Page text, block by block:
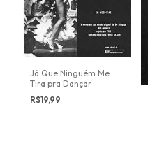
Já Que Ninguém Me
Tira pra Dançar
R$19,99